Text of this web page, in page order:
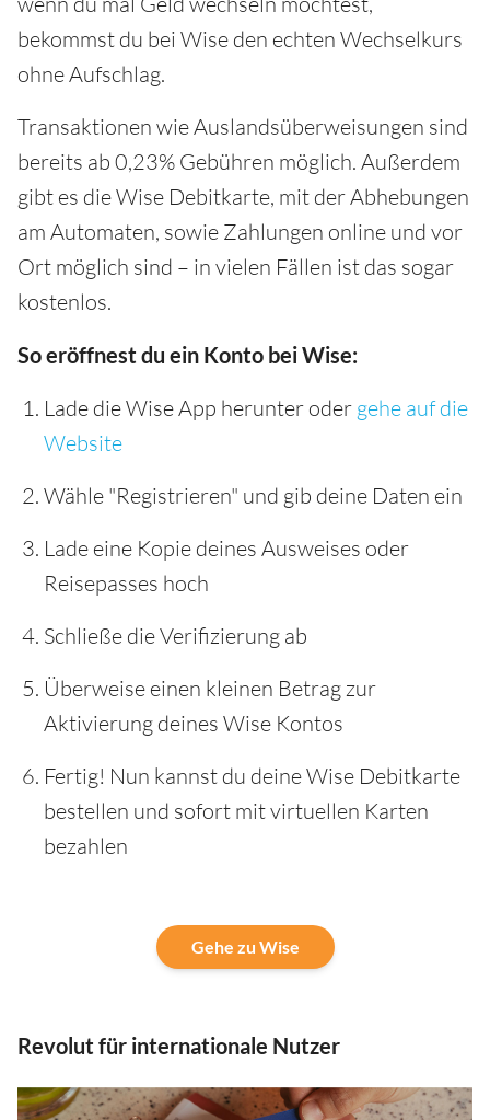
bekommst du bei Wise den echten Wechselkurs
ohne Aufschlag.
Transaktionen wie Auslandsüberweisungen sind
bereits ab 0,23% Gebühren möglich. Außerdem
gibt es die Wise Debitkarte, mit der Abhebungen
am Automaten, sowie Zahlungen online und vor
Ort möglich sind – in vielen Fällen ist das sogar
kostenlos.
So eröffnest du ein Konto bei Wise:
Lade die Wise App herunter oder gehe auf die
Website
Wähle "Registrieren" und gib deine Daten ein
Lade eine Kopie deines Ausweises oder
Reisepasses hoch
Schließe die Verifizierung ab
Überweise einen kleinen Betrag zur
Aktivierung deines Wise Kontos
Fertig! Nun kannst du deine Wise Debitkarte
bestellen und sofort mit virtuellen Karten
bezahlen
Gehe zu Wise
Revolut für internationale Nutzer